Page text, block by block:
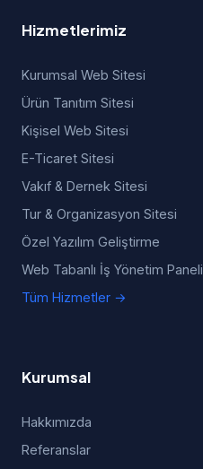
Hizmetlerimiz
Kurumsal Web Sitesi
Ürün Tanıtım Sitesi
Kişisel Web Sitesi
E-Ticaret Sitesi
Vakıf & Dernek Sitesi
Tur & Organizasyon Sitesi
Özel Yazılım Geliştirme
Web Tabanlı İş Yönetim Paneli
Tüm Hizmetler →
Kurumsal
Hakkımızda
Referanslar